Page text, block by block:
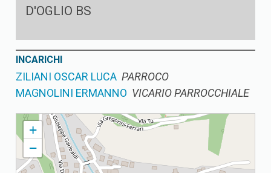
D'OGLIO BS
INCARICHI
ZILIANI OSCAR LUCA PARROCO
MAGNOLINI ERMANNO VICARIO PARROCCHIALE
VEZZA D'OGLIO PARROCCHIA DI S. MARTINO
+
−